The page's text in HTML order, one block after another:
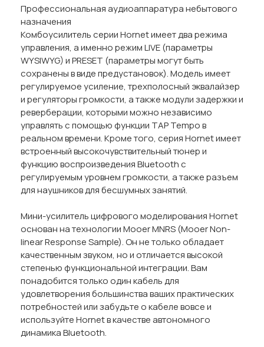
Профессиональная аудиоаппаратура небытового
назначения
Комбоусилитель серии Hornet имеет два режима
управления, а именно режим LIVE (параметры
WYSIWYG) и PRESET (параметры могут быть
сохранены в виде предустановок). Модель имеет
регулируемое усиление, трехполосный эквалайзер
и регуляторы громкости, а также модули задержки и
реверберации, которыми можно независимо
управлять с помощью функции TAP Tempo в
реальном времени. Кроме того, серия Hornet имеет
встроенный высокочувствительный тюнер и
функцию воспроизведения Bluetooth с
регулируемым уровнем громкости, а также разъем
для наушников для бесшумных занятий.
Мини-усилитель цифрового моделирования Hornet
основан на технологии Mooer MNRS (Mooer Non-
linear Response Sample). Он не только обладает
качественным звуком, но и отличается высокой
степенью функциональной интеграции. Вам
понадобится только один кабель для
удовлетворения большинства ваших практических
потребностей или забудьте о кабеле вовсе и
используйте Hornet в качестве автономного
динамика Bluetooth.